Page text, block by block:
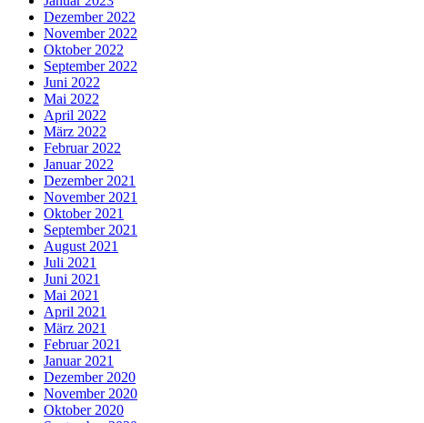
Dezember 2022
November 2022
Oktober 2022
September 2022
Juni 2022
Mai 2022
April 2022
März 2022
Februar 2022
Januar 2022
Dezember 2021
November 2021
Oktober 2021
September 2021
August 2021
Juli 2021
Juni 2021
Mai 2021
April 2021
März 2021
Februar 2021
Januar 2021
Dezember 2020
November 2020
Oktober 2020